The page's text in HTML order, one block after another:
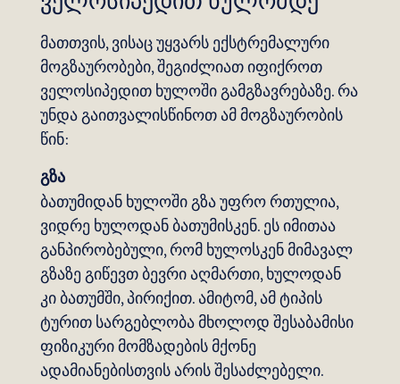
მათთვის, ვისაც უყვარს ექსტრემალური
მოგზაურობები, შეგიძლიათ იფიქროთ
ველოსიპედით ხულოში გამგზავრებაზე. რა
უნდა გაითვალისწინოთ ამ მოგზაურობის
წინ:
გზა
ბათუმიდან ხულოში გზა უფრო რთულია,
ვიდრე ხულოდან ბათუმისკენ. ეს იმითაა
განპირობებული, რომ ხულოსკენ მიმავალ
გზაზე გიწევთ ბევრი აღმართი, ხულოდან
კი ბათუმში, პირიქით. ამიტომ, ამ ტიპის
ტურით სარგებლობა მხოლოდ შესაბამისი
ფიზიკური მომზადების მქონე
ადამიანებისთვის არის შესაძლებელი.